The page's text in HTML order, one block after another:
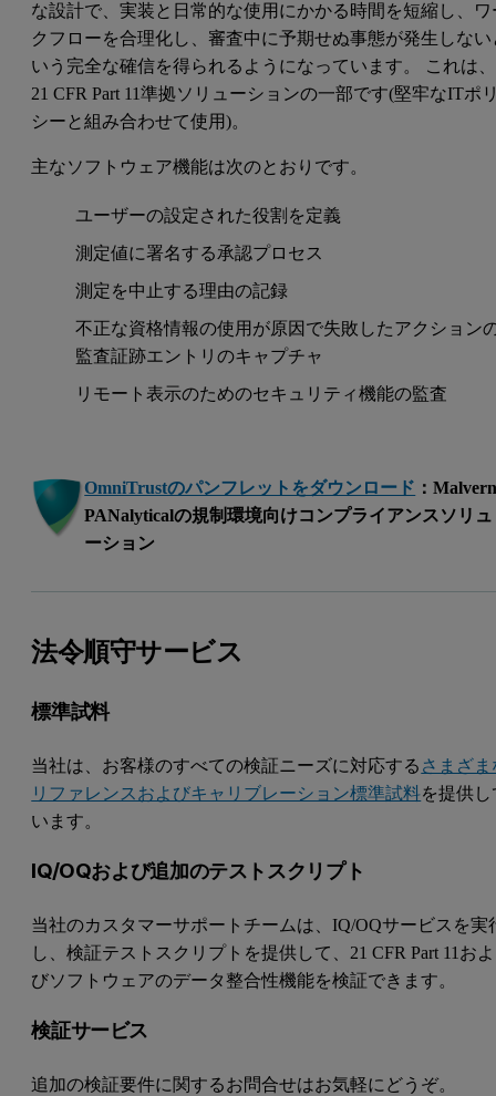
な設計で、実装と日常的な使用にかかる時間を短縮し、ワ
クフローを合理化し、審査中に予期せぬ事態が発生しない
いう完全な確信を得られるようになっています。 これは、
21 CFR Part 11準拠ソリューションの一部です(堅牢なITポ
シーと組み合わせて使用)。
主なソフトウェア機能は次のとおりです。
ユーザーの設定された役割を定義
測定値に署名する承認プロセス
測定を中止する理由の記録
不正な資格情報の使用が原因で失敗したアクション
監査証跡エントリのキャプチャ
リモート表示のためのセキュリティ機能の監査
OmniTrustのパンフレットをダウンロード ：
PANalyticalの規制環境向けコンプライアンスソリュ
ーション
法令順守サービス
標準試料
当社は、お客様のすべての検証ニーズに対応する さまざま
リファレンスおよびキャリブレーション標準試料を提供し
います。
IQ/OQおよび追加のテストスクリプト
当社のカスタマーサポートチームは、IQ/OQサービスを実
し、検証テストスクリプトを提供して、21 CFR Part 11およ
びソフトウェアのデータ整合性機能を検証できます。
検証サービス
追加の検証要件に関するお問合せはお気軽にどうぞ。